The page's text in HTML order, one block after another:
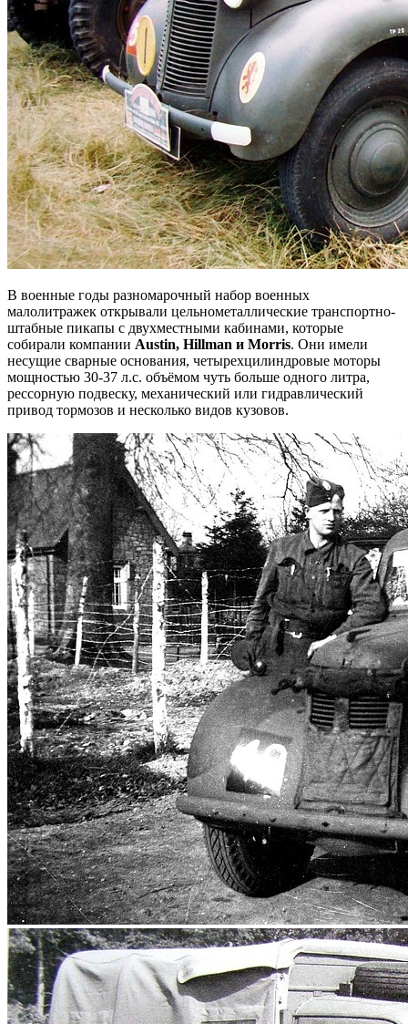
В военные годы разномарочный набор военных
малолитражек открывали цельнометаллические транспортно-
штабные пикапы с двухместными кабинами, которые
собирали компании Austin, Hillman и Morris. Они имели
несущие сварные основания, четырехцилиндровые моторы
мощностью 30-37 л.с. объёмом чуть больше одного литра,
рессорную подвеску, механический или гидравлический
привод тормозов и несколько видов кузовов.